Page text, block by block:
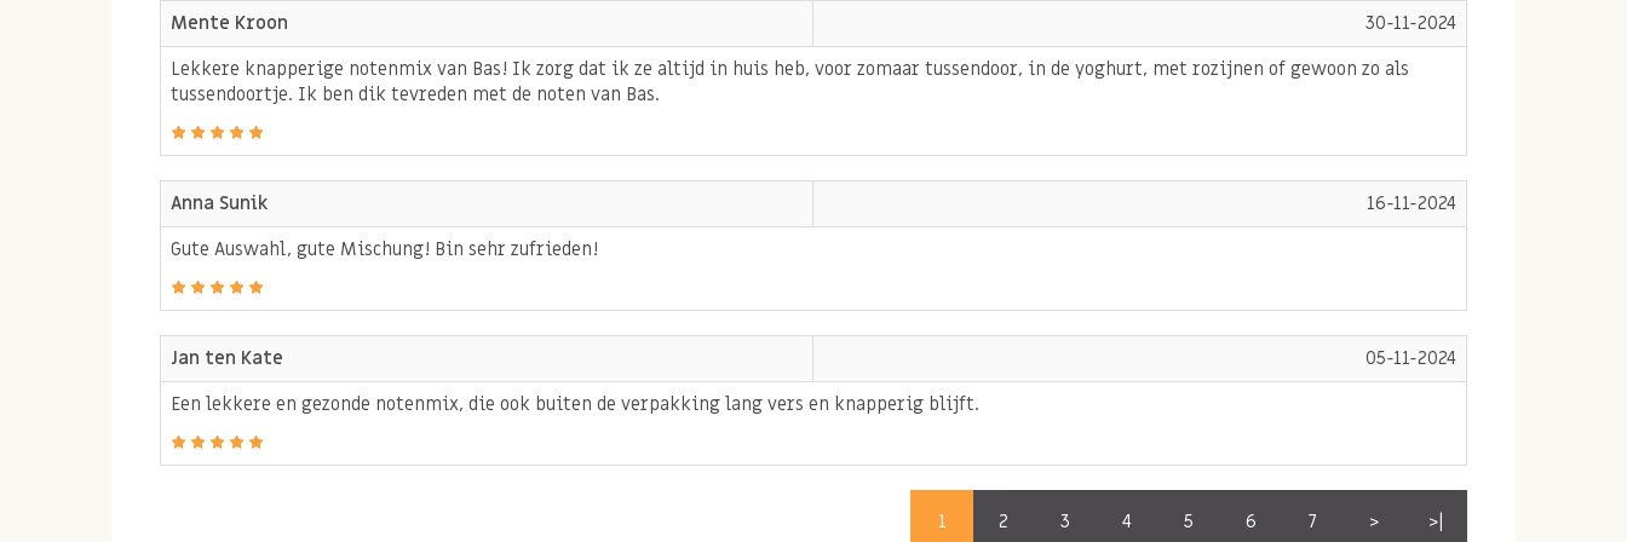
compleetheid aan nutrienten als vetten, eiwitten, vitaminen en
mineralen is het lichaam langer bezig om de voedingsstoffen te
verwerken waardoor het lichaam langer verzadigd is.
De ongebrande paleo notenmix is erg laag in koolhydraten en
daardoor geschikt in ieder dieet, juist ook als je bezig bent met
afvallen!
Tip: Op zoek naar een andere ongebrande rauwe notenmix? Probeer dan
macadamia noten!
Allergenen:
Bevat NOTEN . Kan sporen bevatten van
Mente Kroon
30-11-2024
Lekkere knapperige notenmix van Bas! Ik zorg dat ik ze altijd in huis heb, voor zomaar tussendoor, in de yoghurt, met rozijnen of gewoon zo als
tussendoortje. Ik ben dik tevreden met de noten van Bas.
Anna Sunik
16-11-2024
Gute Auswahl, gute Mischung! Bin sehr zufrieden!
Jan ten Kate
05-11-2024
Een lekkere en gezonde notenmix, die ook buiten de verpakking lang vers en knapperig blijft.
1 2 3 4 5 6 7 > >|